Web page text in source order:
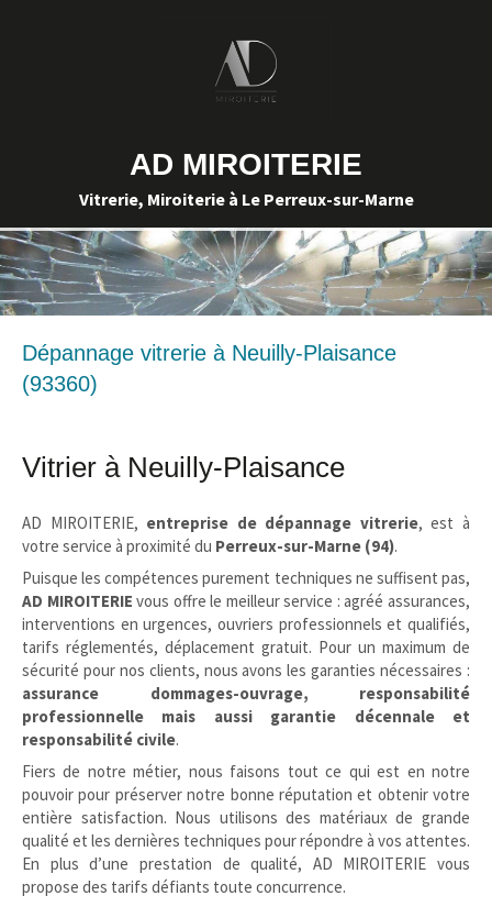
AD MIROITERIE
Vitrerie, Miroiterie à Le Perreux-sur-Marne
Dépannage vitrerie à Neuilly-Plaisance
(93360)
Vitrier à Neuilly-Plaisance
AD MIROITERIE, entreprise de dépannage vitrerie, est à
votre service à proximité du Perreux-sur-Marne (94).
Puisque les compétences purement techniques ne suffisent pas,
AD MIROITERIE vous offre le meilleur service : agréé assurances,
interventions en urgences, ouvriers professionnels et qualifiés,
tarifs réglementés, déplacement gratuit. Pour un maximum de
sécurité pour nos clients, nous avons les garanties nécessaires :
assurance dommages-ouvrage, responsabilité
professionnelle mais aussi garantie décennale et
responsabilité civile.
Fiers de notre métier, nous faisons tout ce qui est en notre
pouvoir pour préserver notre bonne réputation et obtenir votre
entière satisfaction. Nous utilisons des matériaux de grande
qualité et les dernières techniques pour répondre à vos attentes.
En plus d’une prestation de qualité, AD MIROITERIE vous
propose des tarifs défiants toute concurrence.